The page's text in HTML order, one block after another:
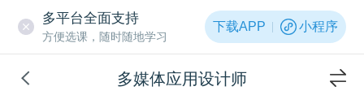
多平台全面支持
方便选课，随时随地学习
下载APP 小程序
多媒体应用设计师